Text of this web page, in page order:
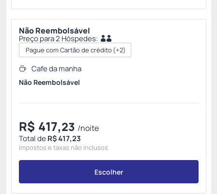
Não Reembolsável
Preço para 2 Hóspedes:
Pague com Cartão de crédito(+2)
Cafe da manha
Não Reembolsável
R$ 417,23 /noite
Total deR$ 417,23
Impostos e taxas não inclusos
Escolher